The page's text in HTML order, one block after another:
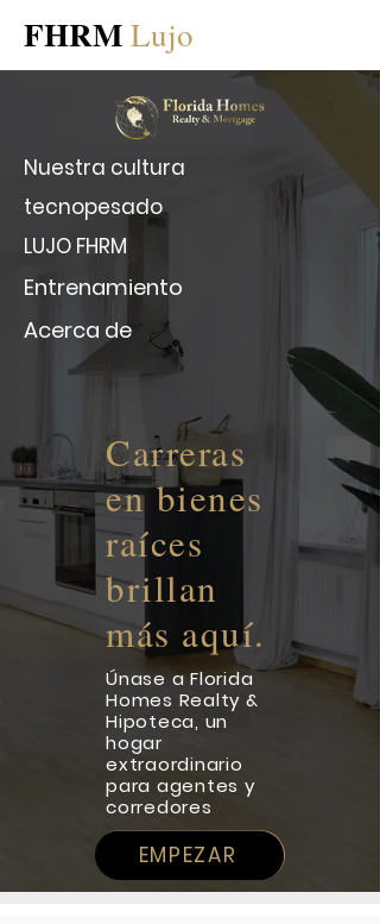
FHRMLujo
Nuestra cultura
tecnopesado
LUJO FHRM
Entrenamiento
Acerca de
Carreras
en bienes
raíces
brillan
más aquí.
Únase a Florida
Homes Realty &
Hipoteca, un
hogar
extraordinario
para agentes y
corredores
EMPEZAR